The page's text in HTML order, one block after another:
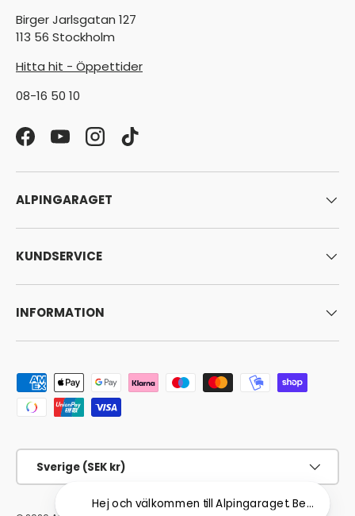
Birger Jarlsgatan 127
113 56 Stockholm
Hitta hit - Öppettider
08-16 50 10
FacebookYouTubeInstagram
TikTok
ALPINGARAGET
KUNDSERVICE
INFORMATION
Godkända betalningsmetoder
Land/Region
Sverige (SEK kr)
Hej och välkommen till Alpingaraget. Behöver